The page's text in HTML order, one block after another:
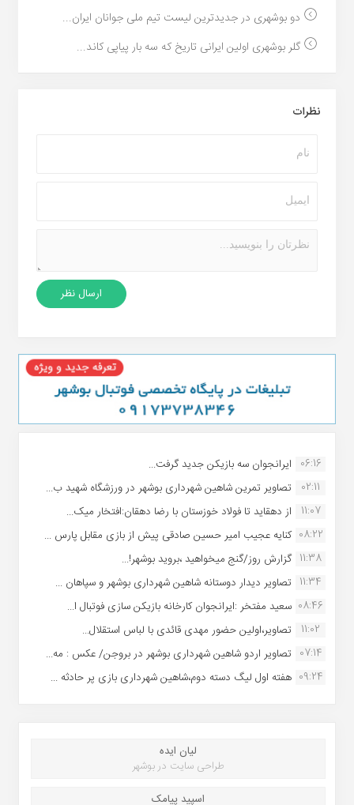
دو بوشهری در جدیدترین لیست تیم ملی جوانان ایران...
گلر بوشهری اولین ایرانی تاریخ که سه بار پیاپی کاند...
نظرات
06:16 ایرانجوان سه بازیکن جدید گرفت...
02:11
تصاویر تمرین شاهین شهردارى بوشهر در ورزشگاه شهید ب...
11:07
از دهقاید تا فولاد خوزستان با رضا دهقان:افتخار میک...
08:22 کنایه عجیب امیر حسین صادقی پیش از بازی مقابل پارس ...
11:38 گزارش روز/گنج میخواهید ،بروید بوشهر!...
11:34 تصاویر دیدار دوستانه شاهین شهردارى بوشهر و سپاهان ...
08:46 سعید مفتخر :ایرانجوان کارخانه بازیکن سازی فوتبال ا...
11:02
تصاویر،اولین حضور مهدی قائدی با لباس استقلال...
07:14 تصاویر اردو شاهین شهرداری بوشهر در بروجن/ عکس : مه...
09:24 هفته اول لیگ دسته دوم،شاهین شهرداری بازی پر حادثه ...
لیان ایده
طراحی سایت در بوشهر
اسپید پیامک